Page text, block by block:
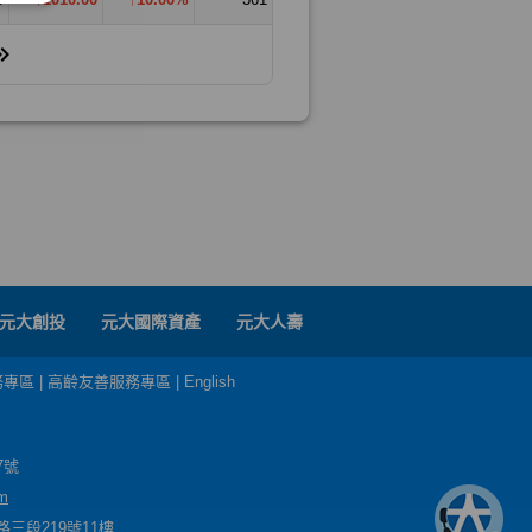
元大創投 元大國際資產 元大人壽
區 高齡友善服務專區 English
號
三段219號11樓